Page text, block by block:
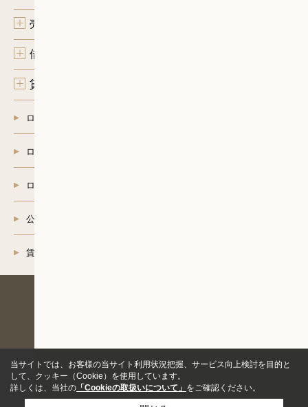
売りたい
借りたい
貸したい
ロイヤルリゾート
ロイヤル介護
ロイヤルインテリア
公共住宅賃貸募集センター
賃貸借契約解約
当サイトでは、お客様の当サイト利用状況把握、サービス向上検討を目的と
して、クッキー（Cookie）を使用しています。
詳しくは、当社の 「Cookieの取扱いについて」 をご確認ください。